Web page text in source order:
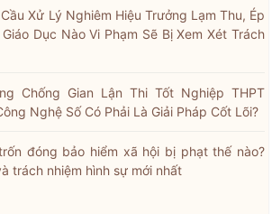
Xử Lý Nghiêm Hiệu Trưởng Lạm Thu, Ép
Dục Nào Vi Phạm Sẽ Bị Xem Xét Trách
Chống Gian Lận Thi Tốt Nghiệp THPT
Nghệ Số Có Phải Là Giải Pháp Cốt Lõi?
đóng bảo hiểm xã hội bị phạt thế nào?
trách nhiệm hình sự mới nhất